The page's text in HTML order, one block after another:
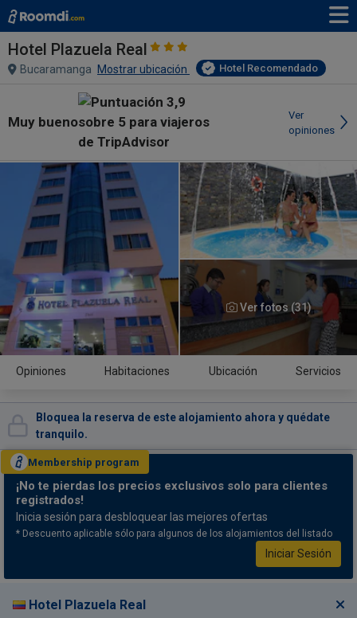
Hotel Plazuela Real
Bucaramanga Mostrar ubicación Hotel Recomendado
Muy bueno
Ver
opiniones
Ver fotos (31)
Opiniones Habitaciones Ubicación Servicios
Bloquea la reserva de este alojamiento ahora y quédate
tranquilo.
Membership program
¡No te pierdas los precios exclusivos solo para clientes
registrados!
Inicia sesión para desbloquear las mejores ofertas
* Descuento aplicable sólo para algunos de los alojamientos del listado
Iniciar Sesión
Hotel Plazuela Real